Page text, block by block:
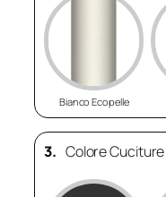
Bianco Ecopelle
3. Colore